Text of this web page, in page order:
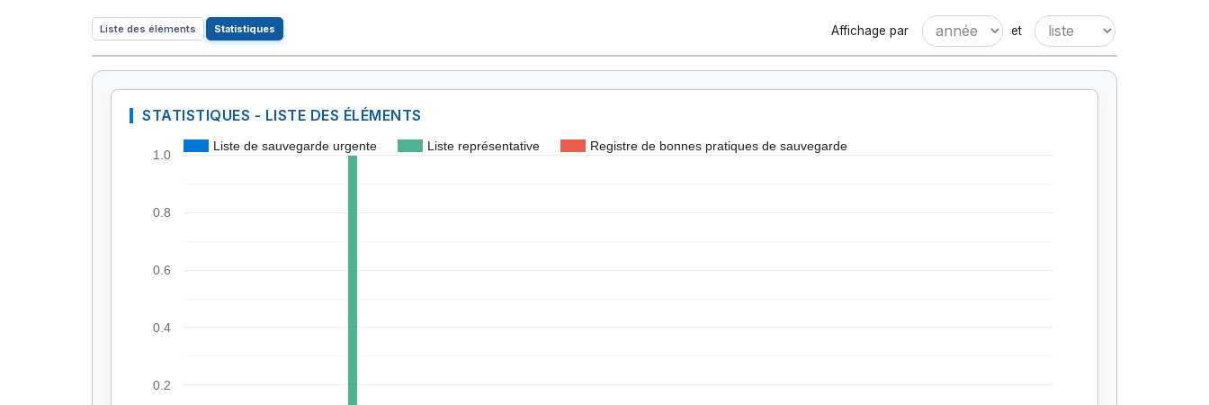
Liste des éléments Statistiques Affichage par et
STATISTIQUES - LISTE DES ÉLÉMENTS
Liste de sauvegarde urgente Liste représentative Registre de bonnes pratiques de sauvegarde
0.2
0.4
0.6
0.8
1.0